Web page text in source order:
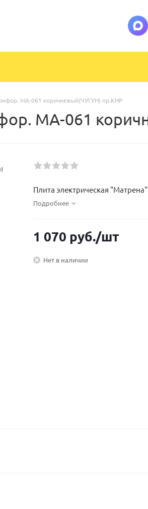
МА-061 коричневый(ЧУГУН) пр.КНР
МА-061
Плита электрическая
Подробнее
1 070 руб./шт
Нет в наличии